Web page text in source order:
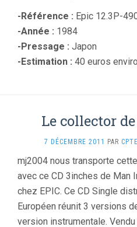
-Référence : Epic 12.3P-
-Année : 1984
-Pressage : Japon
-Estimation : 40 euros
Le collector
7 DÉCEMBRE 2011 PAR
mj2004 nous transporte
avec ce CD 3inches de Man
chez EPIC. Ce CD Single
Européen réunit 3 versions
version instrumentale.